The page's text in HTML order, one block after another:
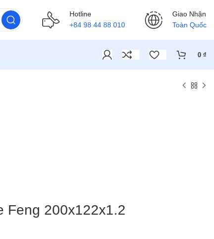
Hotline
+84 98 44 88 010
Giao Nhận
Toàn Quốc
0 ₫
Feng 200x122x1.2